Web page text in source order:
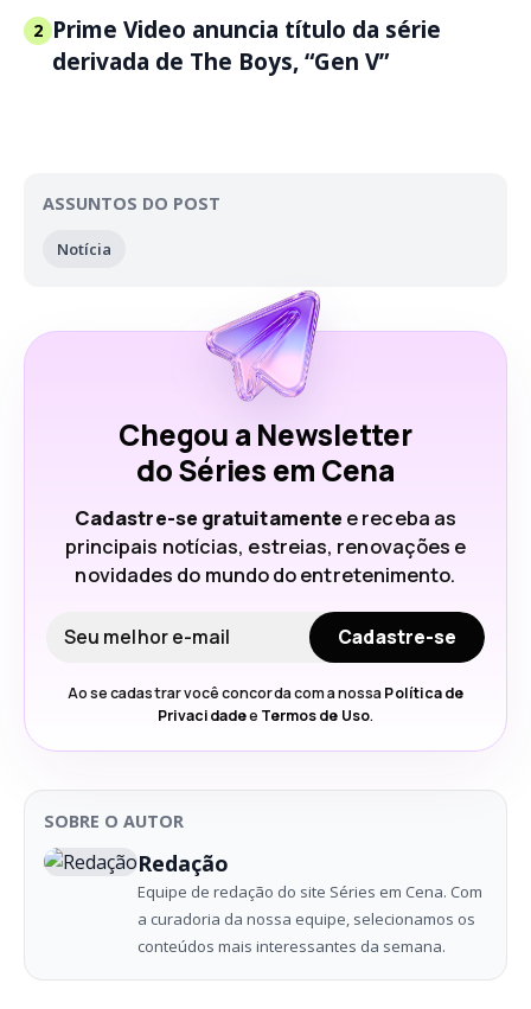
2 Prime Video anuncia título da série
derivada de The Boys, “Gen V”
ASSUNTOS DO POST
Notícia
Chegou a Newsletter
do Séries em Cena
Cadastre-se gratuitamente e receba as
principais notícias, estreias, renovações e
novidades do mundo do entretenimento.
Seu e-mail
Cadastre-se
Ao se cadastrar você concorda com a nossa Política de
Privacidadee Termos de Uso.
SOBRE O AUTOR
Redação
Equipe de redação do site Séries em Cena. Com
a curadoria da nossa equipe, selecionamos os
conteúdos mais interessantes da semana.